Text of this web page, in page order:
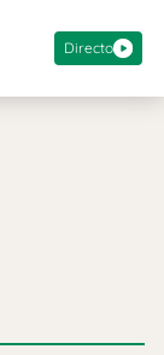
Directo